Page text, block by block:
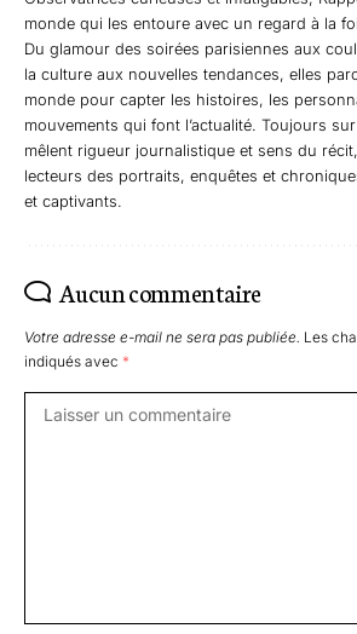
monde qui les entoure avec un regard à la
Du glamour des soirées parisiennes aux
la culture aux nouvelles tendances, elles
monde pour capter les histoires, les
mouvements qui font l’actualité. Toujours
mêlent rigueur journalistique et sens du
lecteurs des portraits, enquêtes et
et captivants.
Aucun commentaire
Votre adresse e-mail ne sera pas publiée. Les
indiqués avec *